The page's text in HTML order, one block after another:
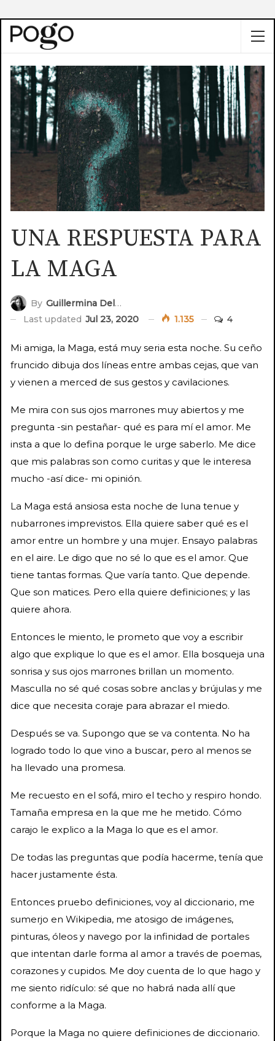
UNA RESPUESTA PARA
LA MAGA
By Guillermina Delupi
Last updated Jul 23, 2020 1.135 4
Mi amiga, la Maga, está muy seria esta noche. Su ceño
fruncido dibuja dos líneas entre ambas cejas, que van
y vienen a merced de sus gestos y cavilaciones.
Me mira con sus ojos marrones muy abiertos y me
pregunta -sin pestañar- qué es para mí el amor. Me
insta a que lo defina porque le urge saberlo. Me dice
que mis palabras son como curitas y que le interesa
mucho -así dice- mi opinión.
La Maga está ansiosa esta noche de luna tenue y
nubarrones imprevistos. Ella quiere saber qué es el
amor entre un hombre y una mujer. Ensayo palabras
en el aire. Le digo que no sé lo que es el amor. Que
tiene tantas formas. Que varía tanto. Que depende.
Que son matices. Pero ella quiere definiciones; y las
quiere ahora.
Entonces le miento, le prometo que voy a escribir
algo que explique lo que es el amor. Ella bosqueja una
sonrisa y sus ojos marrones brillan un momento.
Masculla no sé qué cosas sobre anclas y brújulas y me
dice que necesita coraje para abrazar el miedo.
Después se va. Supongo que se va contenta. No ha
logrado todo lo que vino a buscar, pero al menos se
ha llevado una promesa.
Me recuesto en el sofá, miro el techo y respiro hondo.
Tamaña empresa en la que me he metido. Cómo
carajo le explico a la Maga lo que es el amor.
De todas las preguntas que podía hacerme, tenía que
hacer justamente ésta.
Entonces pruebo definiciones, voy al diccionario, me
sumerjo en Wikipedia, me atosigo de imágenes,
pinturas, óleos y navego por la infinidad de portales
que intentan darle forma al amor a través de poemas,
corazones y cupidos. Me doy cuenta de lo que hago y
me siento ridículo: sé que no habrá nada allí que
conforme a la Maga.
Porque la Maga no quiere definiciones de diccionario.